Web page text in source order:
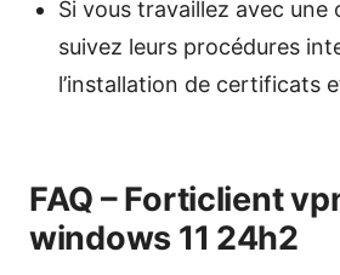
Si vous travaillez avec une
suivez leurs procédures
l’installation de certificats
FAQ – Forticlient
windows 11 24h2